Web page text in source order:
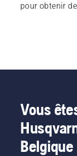
pour obtenir
Vous
Belgique